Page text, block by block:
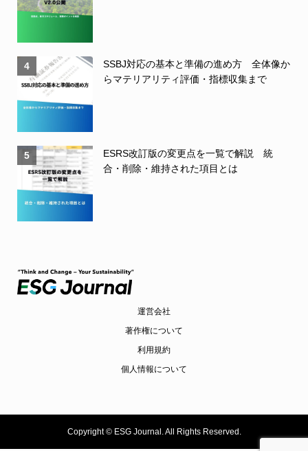
4
SSBJ対応の基本と準備の進め方 全体像か
らマテリアリティ評価・指標収集まで
5
ESRS改訂版の変更点を一覧で解説 統
合・削除・維持された項目とは
運営会社
著作権について
利用規約
個人情報について
Copyright ©ESG Journal. All Rights Reserved.